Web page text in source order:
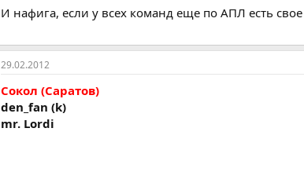
И нафига, если у всех команд еще по АПЛ есть
29.02.2012
Сокол (Саратов)
den_fan (k)
mr. Lordi